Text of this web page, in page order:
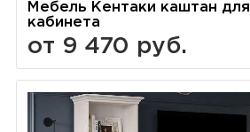
Мебель Кентаки каштан для
кабинета
от 9 470 руб.